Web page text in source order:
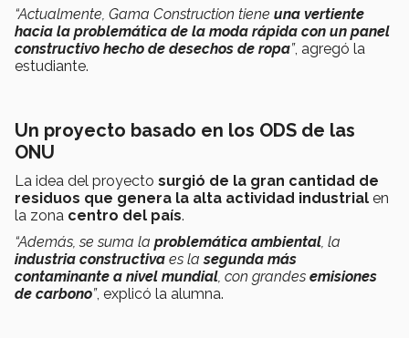
“Actualmente, Gama Construction tiene una vertiente
hacia la problemática de la moda rápida con un panel
constructivo hecho de desechos de ropa”, agregó la
estudiante.
Un proyecto basado en los ODS de las
ONU
La idea del proyecto surgió de la gran cantidad de
residuos que genera la alta actividad industrial en
la zona centro del país.
“Además, se suma la problemática ambiental, la
industria constructiva es lasegunda más
contaminante a nivel mundial, con grandes emisiones
de carbono”, explicó la alumna.